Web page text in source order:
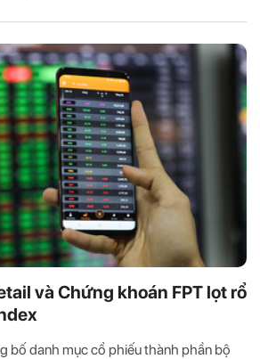
và Chứng khoán FPT lọt rổ
bố danh mục cổ phiếu thành phần bộ